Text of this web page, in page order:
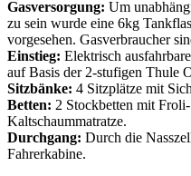
Gasversorgung: Um
zu sein wurde eine 6kg
vorgesehen. Gasverbraucher
Einstieg: Elektrisch
auf Basis der 2-stufigen Thule
Sitzbänke: 4 Sitzplätze mit
Betten: 2 Stockbetten mit
Kaltschaummatratze.
Durchgang: Durch die
Fahrerkabine.